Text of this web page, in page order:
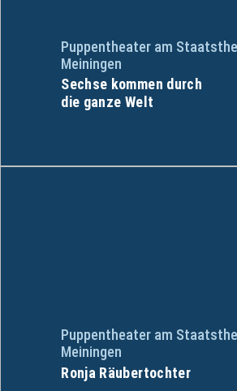
Puppentheater am
Meiningen
Sechse kommen durch
die ganze Welt
Puppentheater am
Meiningen
Ronja Räubertochter